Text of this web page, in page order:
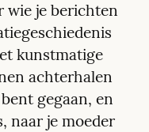
wie je berichten
kunstmatige
achterhalen
gegaan, en
naar je moeder